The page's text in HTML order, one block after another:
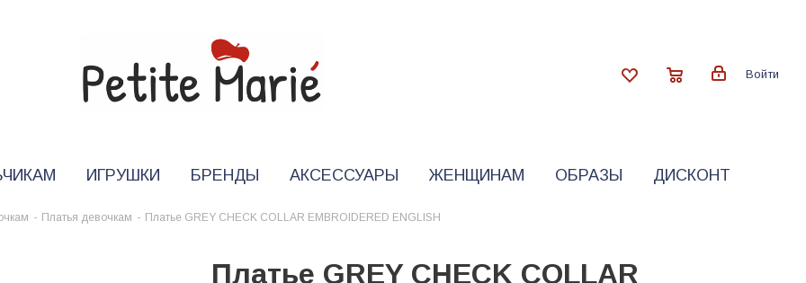
Войти
ИГРУШКИ БРЕНДЫ АКСЕССУАРЫ ЖЕНЩИНАМ ОБРАЗЫ ДИСКОНТ
- Платья девочкам - Платье GREY CHECK COLLAR EMBROIDERED ENGLISH
Платье GREY CHECK COLLAR